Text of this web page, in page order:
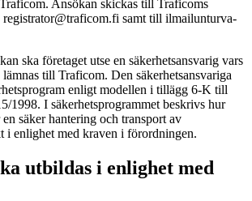
Ansökan skickas till Traficoms
registrator@traficom.fi samt till ilmailunturva-
ska företaget utse en säkerhetsansvarig vars
till Traficom. Den säkerhetsansvariga
enligt modellen i tillägg 6-K till
1998. I säkerhetsprogrammet beskrivs hur
säker hantering och transport av
i enlighet med kraven i förordningen.
utbildas i enlighet med